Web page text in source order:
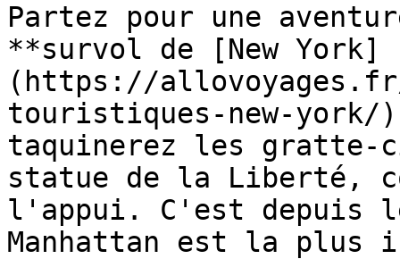
Partez pour une
**survol de [New York]
(https://
touristiques-new-york/
taquinerez les
statue de la Liberté,
l'appui. C'est depuis
Manhattan est la plus